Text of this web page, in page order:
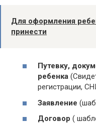
Для оформления
принести
Путевку,
ребенка
регистрации,
Заявление
Договор (